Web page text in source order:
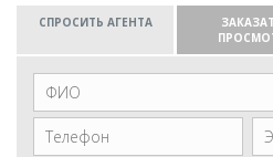
СПРОСИТЬ АГЕНТА